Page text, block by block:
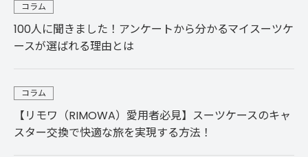
コラム
100人に聞きました！アンケートから分かるマイスーツケ
ースが選ばれる理由とは
コラム
【リモワ（RIMOWA）愛用者必見】スーツケースのキャ
スター交換で快適な旅を実現する方法！